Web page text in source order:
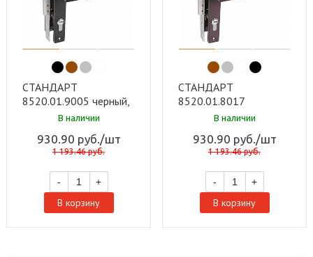
СТАНДАРТ
8520.01.9005 черный,
ключ-ключ Замок
В наличии
930.90 руб. /шт
1 193.46руб.
- +
В корзину
СТАНДАРТ
8520.01.8017
коричневый, ключ-
руч (20)
В наличии
930.90 руб. /шт
1 193.46руб.
- +
В корзину